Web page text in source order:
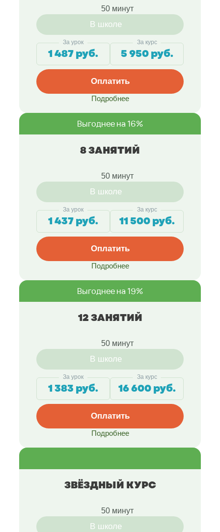
50 минут
В школе
За урок
1 487 руб.
За курс
5 950 руб.
Оплатить
Подробнее
Выгоднее на 16%
8 ЗАНЯТИЙ
50 минут
В школе
За урок
1 437 руб.
За курс
11 500 руб.
Оплатить
Подробнее
Выгоднее на 19%
12 ЗАНЯТИЙ
50 минут
В школе
За урок
1 383 руб.
За курс
16 600 руб.
Оплатить
Подробнее
ЗВЁЗДНЫЙ КУРС
50 минут
В школе